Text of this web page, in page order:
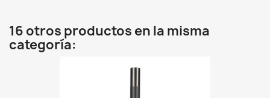
16 otros productos en la misma
categoría: